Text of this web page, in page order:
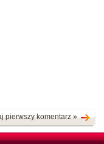
pierwszy komentarz »